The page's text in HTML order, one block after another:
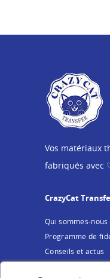
Vos matériaux
fabriqués avec
CrazyCat
Qui sommes-nous
Programme de
Conseils et actus